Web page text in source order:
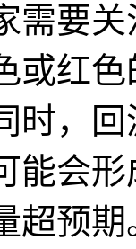
需要
或红
时，
能会
超预期